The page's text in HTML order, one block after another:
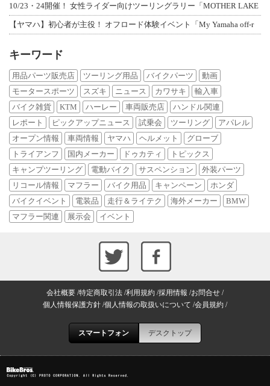
10/23・24開催！ 女性ライダー向けツーリングラリー「MOTHER LAKE
【ヤマハ】初心者が主役！ オフロード体験イベント「My Yamaha off-r
キーワード
用品パーツ販売店 ツーリング用品 バイクパーツ
動画
モータースポーツ
スズキ ニュース カワサキ
輸入車
バイク雑貨
KTM ハーレー 車両販売店
ハンドル関連
レポート
ピックアップニュース 試乗会 ツーリング
アパレル
オープン情報
車両情報 ヤマハ ヘルメット
グローブ
トライアンフ
国内メーカー ドゥカティ
トピックス
キャンプツーリング
電動バイク サスペンション
外装パーツ
リコール情報
マフラー バイク用品 キャンペーン
ホンダ
バイクイベント
電装品 走行＆ライテク 海外メーカー
BMW
マフラー関連
展示会 イベント
会社概要 特定商取引法 利用規約 採用情報 お問合せ
個人情報保護方針 個人情報の取扱いについて 会員規約
スマートフォン デスクトップ